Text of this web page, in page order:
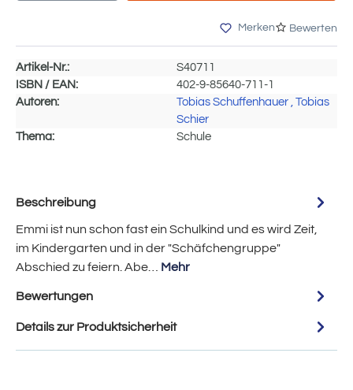
Merken Bewerten
Artikel-Nr.:
S40711
ISBN / EAN:
402-9-85640-711-1
Autoren:
Tobias Schuffenhauer , Tobias
Schier
Thema:
Schule
Beschreibung
Emmi ist nun schon fast ein Schulkind und es wird Zeit,
im Kindergarten und in der "Schäfchengruppe"
Abschied zu feiern. Abe… Mehr
Bewertungen
Details zur Produktsicherheit